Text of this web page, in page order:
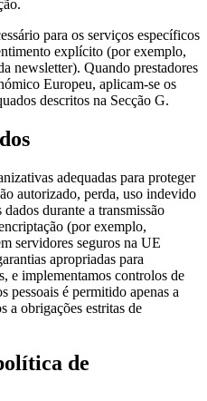
para os serviços específicos
explícito (por exemplo,
newsletter). Quando prestadores
Europeu, aplicam-se os
descritos na Secção G.
adequadas para proteger
autorizado, perda, uso indevido
durante a transmissão
(por exemplo,
servidores seguros na UE
apropriadas para
e implementamos controlos de
pessoais é permitido apenas a
a obrigações estritas de
de